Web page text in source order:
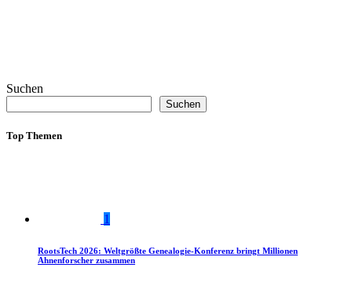
Suchen
Suchen
Top Themen
1
RootsTech 2026: Weltgrößte Genealogie-Konferenz bringt Millionen
Ahnenforscher zusammen